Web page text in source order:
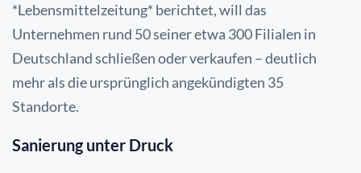
*Lebensmittelzeitung* berichtet, will das
Unternehmen rund 50 seiner etwa 300 Filialen in
Deutschland schließen oder verkaufen – deutlich
mehr als die ursprünglich angekündigten 35
Standorte.
Sanierung unter Druck